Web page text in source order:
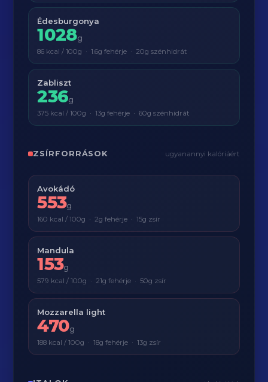
Édesburgonya
1028g
86 kcal / 100g · 1.6g fehérje · 20g szénhidrát
Zabliszt
236g
375 kcal / 100g · 13g fehérje · 60g szénhidrát
ZSÍRFORRÁSOK ugyanannyi kalóriáért
Avokádó
553g
160 kcal / 100g · 2g fehérje · 15g zsír
Mandula
153g
579 kcal / 100g · 21g fehérje · 50g zsír
Mozzarella light
470g
188 kcal / 100g · 18g fehérje · 13g zsír